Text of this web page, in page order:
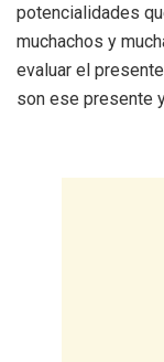
potencialidades
muchachos y
evaluar el
son ese presente